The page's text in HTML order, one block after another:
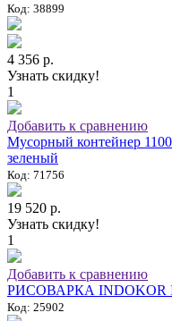
Код: 38899
4 356 р.
Узнать скидку!
1
Добавить к сравнению
Мусорный контейнер
зеленый
Код: 71756
19 520 р.
Узнать скидку!
1
Добавить к сравнению
РИСОВАРКА INDOKOR
Код: 25902